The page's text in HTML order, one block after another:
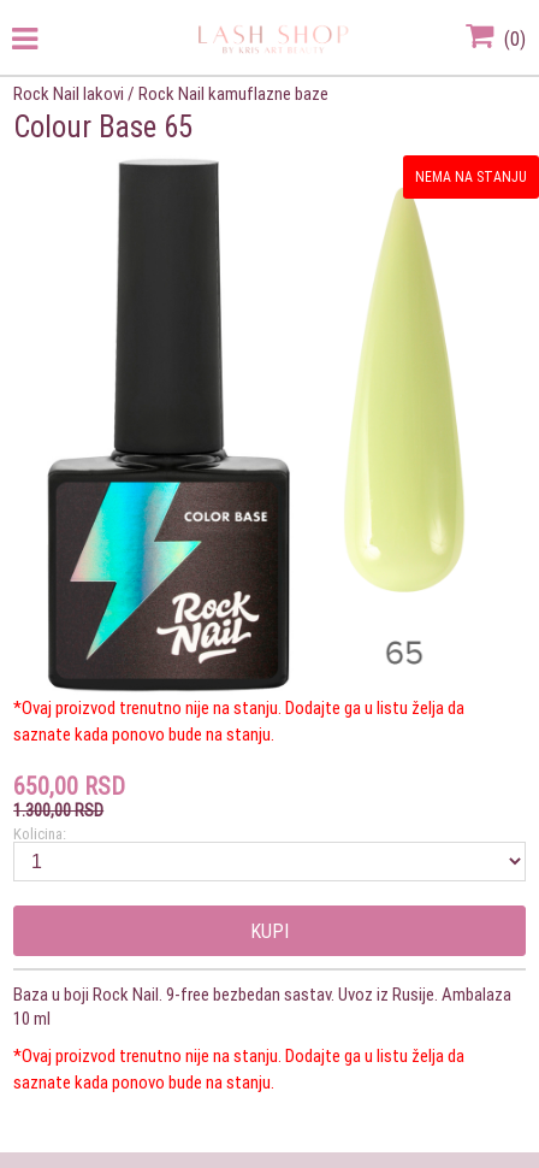
(0)
Rock Nail lakovi /Rock Nail kamuflazne baze
Colour Base 65
NEMA NA STANJU
*Ovaj proizvod trenutno nije na stanju. Dodajte ga u listu želja da
saznate kada ponovo bude na stanju.
650,00 RSD
1.300,00 RSD
Kolicina:
KUPI
Baza u boji Rock Nail. 9-free bezbedan sastav. Uvoz iz Rusije. Ambalaza
10 ml
*Ovaj proizvod trenutno nije na stanju. Dodajte ga u listu želja da
saznate kada ponovo bude na stanju.